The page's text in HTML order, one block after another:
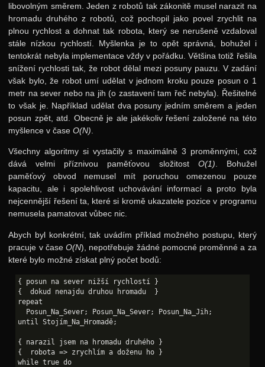
libovolným směrem. Jeden z robotů tak zákonitě musel narazit na
hromadu druhého z robotů, což pochopil jako povel zrychlit na
plnou rychlost a dohnat tak robota, který se nerušeně vzdaloval
stále nízkou rychlostí. Myšlenka je to opět správná, bohužel i
tentokrát nebyla implementace vždy v pořádku. Většina totiž řešila
snížení rychlosti tak, že robot dělal mezi posuny pauzu. V zadání
však bylo, že robot umí udělat v jednom kroku pouze posun o 1
metr na sever nebo na jih (o zastavení tam řeč nebyla). Řešitelné
to však je. Například udělat dva posuny jedním směrem a jeden
posun zpět, atd. Obecně je ale jakékoliv řešení založené na této
myšlence v časeO(N)
Všechny algoritmy si vystačily s maximálně 3 proměnnými, což
dává velmi příznivou paměťovou složitost O(1). Bohužel
paměťový obvod nemusel mít poruchou omezenou pouze
kapacitu, ale i spolehlivost uchovávání informací a proto byla
nejcennější řešení ta, které si kromě ukazatele pozice v programu
nemusela pamatovat vůbec nic.
Abych byl konkrétní, tak uvádím příklad možného postupu, který
pracuje v časeO(N), nepotřebuje žádné pomocné proměnné a za
které bylo možné získat plný počet bodů:
{ posun na sever nižší rychlostí }
{  dokud nenajdu druhou hromadu  }
repeat
  Posun_Na_Sever; Posun_Na_Sever; Posun_Na_Jih;
until Stojím_Na_Hromadě;
{ narazil jsem na hromadu druhého }
{  robota => zrychlím a doženu ho }
while true do
20. ročník: 07/08
19. ročník: 06/07
18. ročník: 05/06
Zadání 1. série
Řešení
Výsledky
Zadání 2. série
Řešení
Výsledky
Zadání 3. série
Řešení
Výsledky
Zadání 4. série
Výsledky
Zadání 5. série
Výsledky